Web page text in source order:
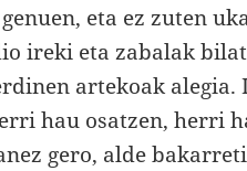
eta ez zuten
ireki eta zabalak
artekoak
hau osatzen, herri
gero, alde